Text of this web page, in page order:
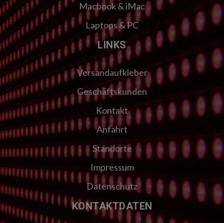
Macbook & iMac
Laptops & PC
LINKS
Versandaufkleber
Geschäftskunden
Kontakt
Anfahrt
Standorte
Impressum
Datenschutz
KONTAKTDATEN